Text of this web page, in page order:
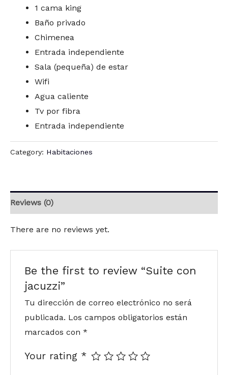
1 cama king
Baño privado
Chimenea
Entrada independiente
Sala (pequeña) de estar
Wifi
Agua caliente
Tv por fibra
Entrada independiente
Category: Habitaciones
Reviews (0)
There are no reviews yet.
Be the first to review “Suite con
jacuzzi”
Tu dirección de correo electrónico no será
publicada. Los campos obligatorios están
marcados con *
Your rating *